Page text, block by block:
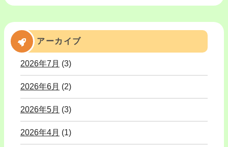
アーカイブ
2026年7月 (3)
2026年6月 (2)
2026年5月 (3)
2026年4月 (1)